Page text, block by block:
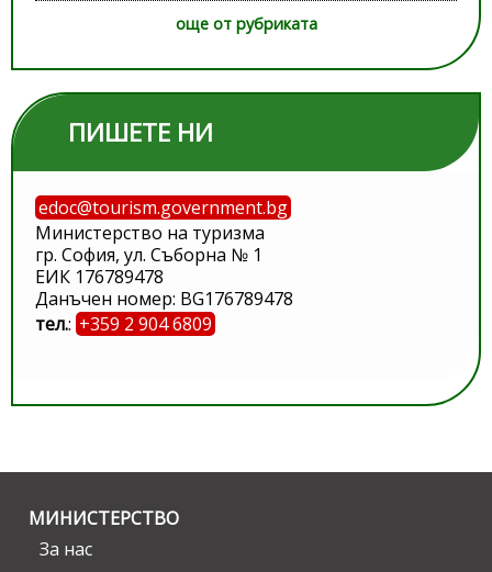
още от рубриката
ПИШЕТЕ НИ
edoc@tourism.government.bg
Министерство на туризма
гр. София, ул. Съборна № 1
ЕИК 176789478
Данъчен номер: BG176789478
тел.: +359 2 904 6809
МИНИСТЕРСТВО
За нас